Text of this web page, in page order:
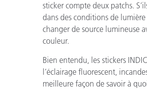
sticker compte deux patchs.
dans des conditions de lumière
changer de source lumineuse
couleur.
Bien entendu, les stickers
l’éclairage fluorescent,
meilleure façon de savoir à